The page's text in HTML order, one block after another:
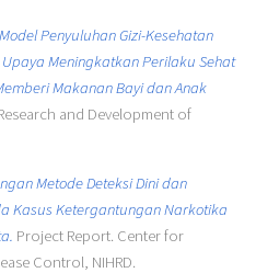
Penyuluhan Gizi-Kesehatan
Meningkatkan Perilaku Sehat
Makanan Bayi dan Anak
and Development of
Metode Deteksi Dini dan
Kasus Ketergantungan Narkotika
Project Report. Center for
Control, NIHRD.